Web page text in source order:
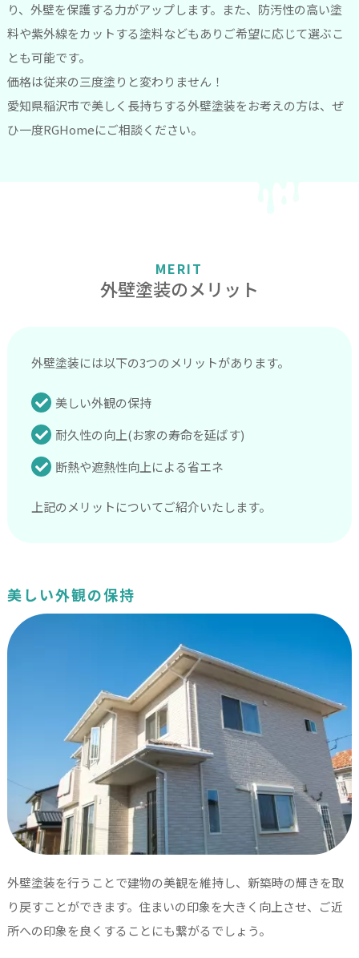
り、外壁を保護する力がアップします。また、防汚性の高い塗
料や紫外線をカットする塗料などもありご希望に応じて選ぶこ
とも可能です。
価格は従来の三度塗りと変わりません！
愛知県稲沢市で美しく長持ちする外壁塗装をお考えの方は、ぜ
ひ一度RGHomeにご相談ください。
MERIT
外壁塗装のメリット
外壁塗装には以下の3つのメリットがあります。
美しい外観の保持
耐久性の向上(お家の寿命を延ばす)
断熱や遮熱性向上による省エネ
上記のメリットについてご紹介いたします。
美しい外観の保持
外壁塗装を行うことで建物の美観を維持し、新築時の輝きを取
り戻すことができます。住まいの印象を大きく向上させ、ご近
所への印象を良くすることにも繋がるでしょう。